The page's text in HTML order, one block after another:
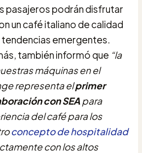
pasajeros podrán disfrutar
un café italiano de calidad
emergentes.
también informó que “la
máquinas en el
representa elprimer
con SEApara
del café para los
concepto de hospitalidad
con los altos